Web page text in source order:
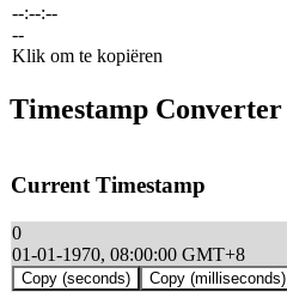
--:--:--
--
Klik om te kopiëren
Timestamp Converter
Current Timestamp
0
01-01-1970, 08:00:00 GMT+8
Copy (seconds) Copy (milliseconds)